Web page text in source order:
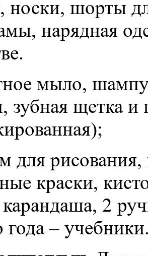
носки, шорты
нарядная
мыло,
зубная щетка и
для
краски,
2
года –